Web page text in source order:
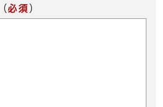
（必須 ）